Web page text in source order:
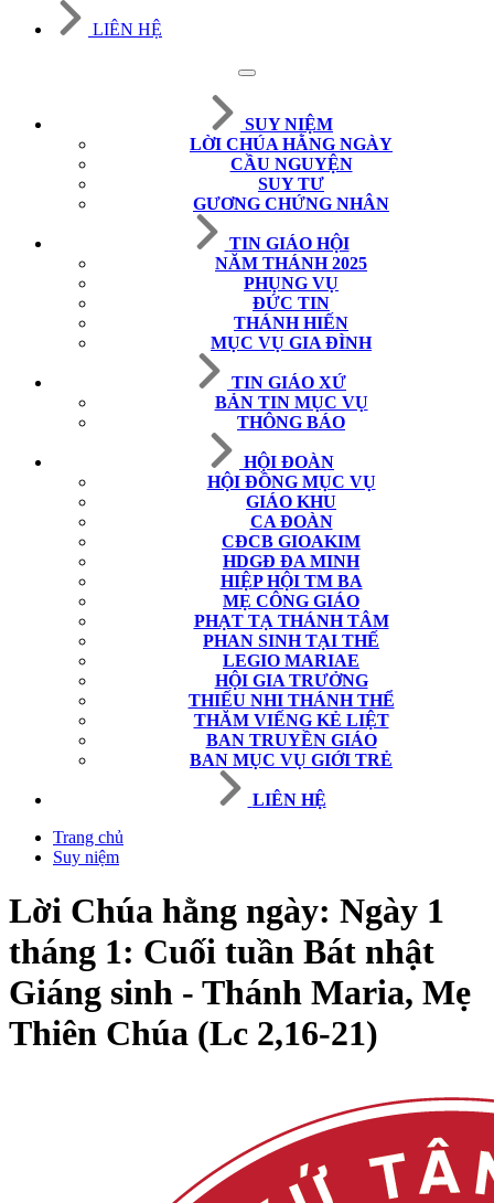
LIÊN HỆ
SUY NIỆM
LỜI CHÚA HẰNG NGÀY
CẦU NGUYỆN
SUY TƯ
GƯƠNG CHỨNG NHÂN
TIN GIÁO HỘI
NĂM THÁNH 2025
PHỤNG VỤ
ĐỨC TIN
THÁNH HIẾN
MỤC VỤ GIA ĐÌNH
TIN GIÁO XỨ
BẢN TIN MỤC VỤ
THÔNG BÁO
HỘI ĐOÀN
HỘI ĐỒNG MỤC VỤ
GIÁO KHU
CA ĐOÀN
CĐCB GIOAKIM
HDGĐ ĐA MINH
HIỆP HỘI TM BA
MẸ CÔNG GIÁO
PHẠT TẠ THÁNH TÂM
PHAN SINH TẠI THẾ
LEGIO MARIAE
HỘI GIA TRƯỞNG
THIẾU NHI THÁNH THỂ
THĂM VIẾNG KẺ LIỆT
BAN TRUYỀN GIÁO
BAN MỤC VỤ GIỚI TRẺ
LIÊN HỆ
Trang chủ
Suy niệm
Lời Chúa hằng ngày: Ngày 1
tháng 1: Cuối tuần Bát nhật
Giáng sinh - Thánh Maria, Mẹ
Thiên Chúa (Lc 2,16-21)